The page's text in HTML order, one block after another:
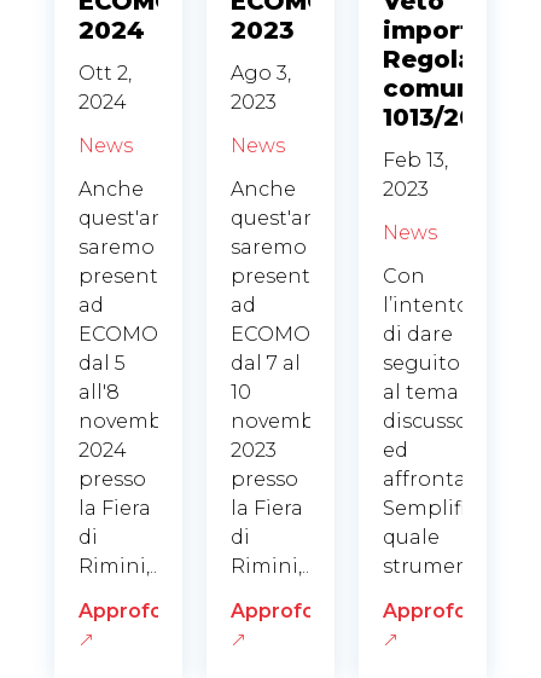
2024
Ott 2,
2024
News
Anche
quest'anno
saremo
presenti
ad
ECOMONDO
dal 5
all'8
novembre
2024
presso
la Fiera
di
Rimini,...
Approfondisci
&
2023
Ago 3,
2023
News
Anche
quest'anno
saremo
presenti
ad
ECOMONDO
dal 7 al
10
novembre
2023
presso
la Fiera
di
Rimini,...
Approfondisci
&
import/
1013/2006
Feb 13,
2023
News
Con
l’intento
di dare
seguito
al tema
discusso
ed
affrontato “La
quale
strumento...
Approfondisci
&